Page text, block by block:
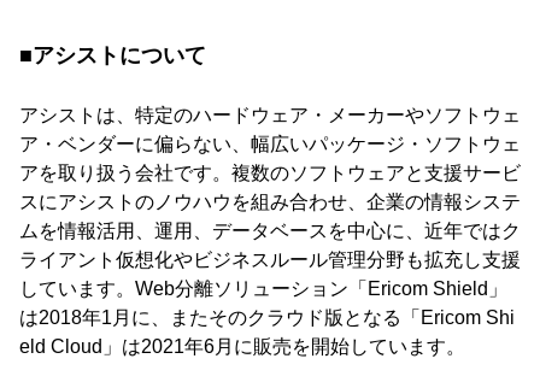
■アシストについて
アシストは、特定のハードウェア・メーカーやソフトウェ
ア・ベンダーに偏らない、幅広いパッケージ・ソフトウェ
アを取り扱う会社です。複数のソフトウェアと支援サービ
スにアシストのノウハウを組み合わせ、企業の情報システ
ムを情報活用、運用、データベースを中心に、近年ではク
ライアント仮想化やビジネスルール管理分野も拡充し支援
しています。Web分離ソリューション「Ericom Shield」
は2018年1月に、またそのクラウド版となる「Ericom Shi
eld Cloud」は2021年6月に販売を開始しています。